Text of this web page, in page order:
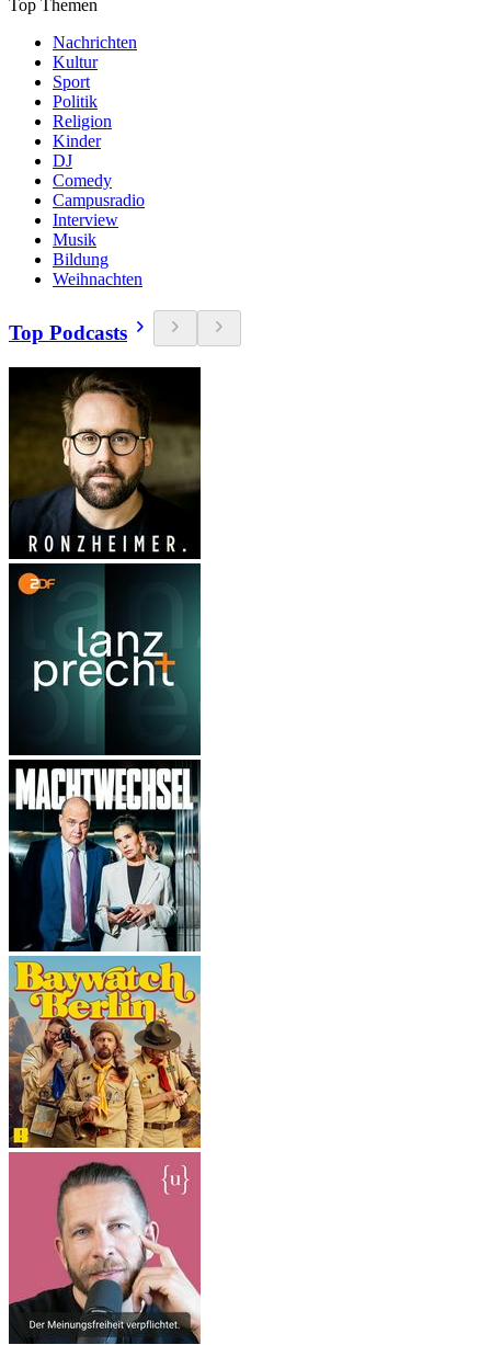
Top Themen
Nachrichten
Kultur
Sport
Politik
Religion
Kinder
DJ
Comedy
Campusradio
Interview
Musik
Bildung
Weihnachten
Top Podcasts